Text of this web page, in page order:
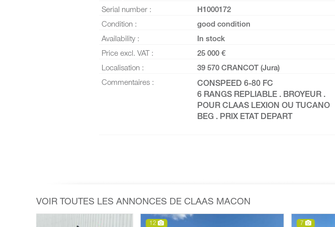
Serial number :
H1000172
Condition :
good condition
Availability :
In stock
Price excl. VAT :
25 000 €
Localisation :
39 570 CRANCOT (Jura)
Commentaires :
CONSPEED 6-80 FC
6 RANGS REPLIABLE . BROYEUR .
POUR CLAAS LEXION OU TUCANO
BEG . PRIX ETAT DEPART
VOIR TOUTES LES ANNONCES DE CLAAS MACON